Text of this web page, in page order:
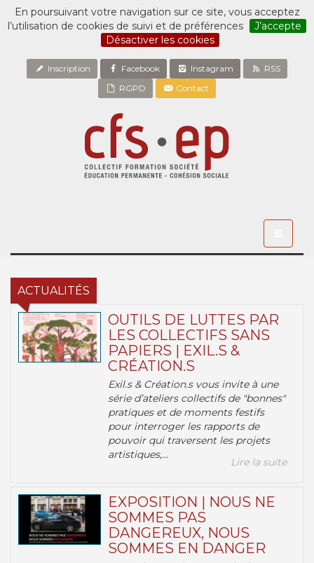
En poursuivant votre navigation sur ce site, vous acceptez
l’utilisation de cookies de suivi et de préférences
J’accepte
Désactiver les cookies
Inscription Facebook Instagram
RSS
RGPD
Contact
ACTUALITÉS
OUTILS DE LUTTES PAR
LES COLLECTIFS SANS
PAPIERS | EXIL.S &
CRÉATION.S
Exil.s & Création.s vous invite à une
série d’ateliers collectifs de "bonnes"
pratiques et de moments festifs
pour interroger les rapports de
pouvoir qui traversent les projets
artistiques,...
Lire la suite
EXPOSITION | NOUS NE
SOMMES PAS
DANGEREUX, NOUS
SOMMES EN DANGER